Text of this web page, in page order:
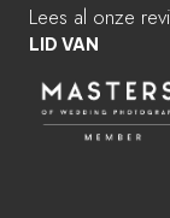
Lees al onze
LID VAN